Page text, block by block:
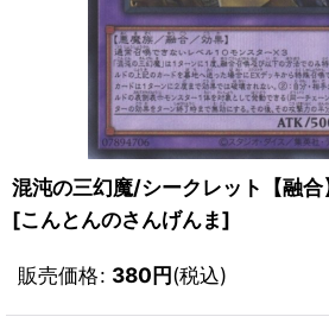
混沌の三幻魔/シークレット【融
[こんとんのさんげんま]
販売価格: 380円(税込)